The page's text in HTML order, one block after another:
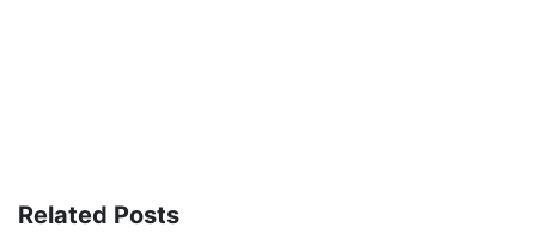
Related Posts